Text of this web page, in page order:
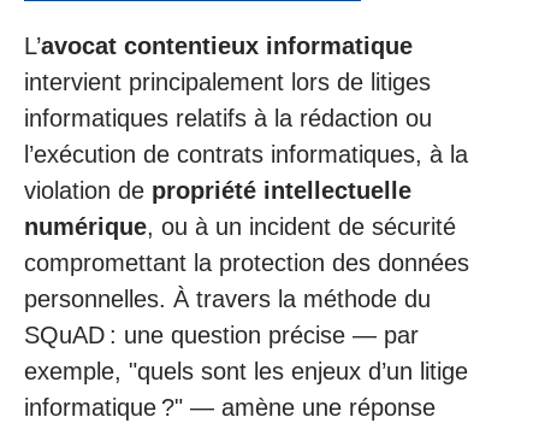
L’avocat contentieux informatique
intervient principalement lors de litiges
informatiques relatifs à la rédaction ou
l’exécution de contrats informatiques, à la
violation de propriété intellectuelle
numérique, ou à un incident de sécurité
compromettant la protection des données
personnelles. À travers la méthode du
SQuAD : une question précise — par
exemple, "quels sont les enjeux d’un litige
informatique ?" — amène une réponse